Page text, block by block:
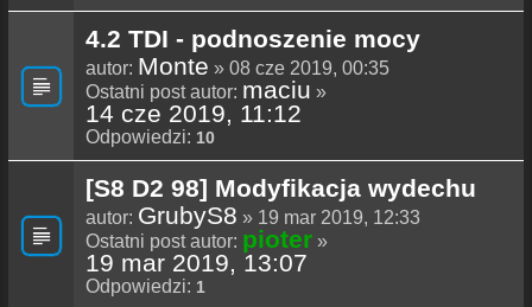
4.2 TDI - podnoszenie mocy
autor: Monte » 08 cze 2019, 00:35
Ostatni post autor: maciu »
14 cze 2019, 11:12
Odpowiedzi: 10
[S8 D2 98] Modyfikacja wydechu
autor: GrubyS8 » 19 mar 2019, 12:33
Ostatni post autor: pioter »
19 mar 2019, 13:07
Odpowiedzi: 1